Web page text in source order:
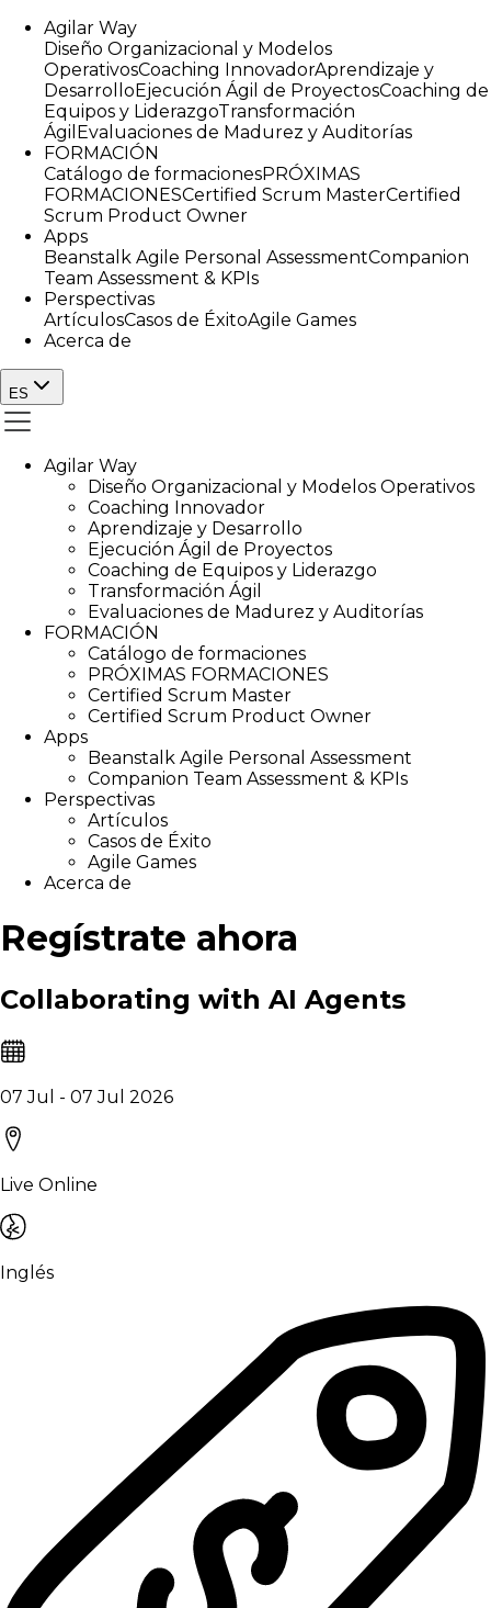
Agilar Way
Diseño Organizacional y Modelos
OperativosCoaching InnovadorAprendizaje y
DesarrolloEjecución Ágil de ProyectosCoaching de
Equipos y LiderazgoTransformación
Ágil Evaluaciones de Madurez y Auditorías
FORMACIÓN
Catálogo de formacionesPRÓXIMAS
FORMACIONESCertified Scrum MasterCertified
Scrum Product Owner
Apps
Beanstalk Agile Personal AssessmentCompanion
Team Assessment & KPIs
Perspectivas
ArtículosCasos de ÉxitoAgile Games
Acerca de
ES
Agilar Way
Diseño Organizacional y Modelos Operativos
Coaching Innovador
Aprendizaje y Desarrollo
Ejecución Ágil de Proyectos
Coaching de Equipos y Liderazgo
Transformación Ágil
Evaluaciones de Madurez y Auditorías
FORMACIÓN
Catálogo de formaciones
PRÓXIMAS FORMACIONES
Certified Scrum Master
Certified Scrum Product Owner
Apps
Beanstalk Agile Personal Assessment
Companion Team Assessment & KPIs
Perspectivas
Artículos
Casos de Éxito
Agile Games
Acerca de
Regístrate ahora
Collaborating with AI Agents
07 Jul - 07 Jul 2026
Live Online
Inglés